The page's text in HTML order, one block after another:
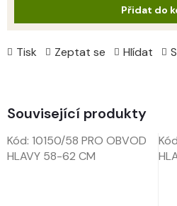
Tisk Zeptat se Hlídat
Přidat do
Související produkty
Kód: 10150/58 PRO OBVOD
HLAVY 58-62 CM